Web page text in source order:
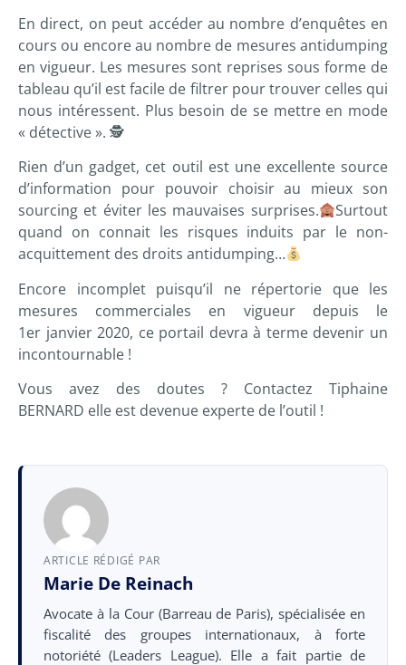
En direct, on peut accéder au nombre d’enquêtes en
cours ou encore au nombre de mesures antidumping
en vigueur. Les mesures sont reprises sous forme de
tableau qu’il est facile de filtrer pour trouver celles qui
nous intéressent. Plus besoin de se mettre en mode
« détective ». 🕵️‍
Rien d’un gadget, cet outil est une excellente source
d’information pour pouvoir choisir au mieux son
sourcing et éviter les mauvaises surprises.
Surtout
quand on connait les risques induits par le non-
acquittement des droits antidumping…
Encore incomplet puisqu’il ne répertorie que les
mesures commerciales en vigueur depuis le
1er janvier 2020, ce portail devra à terme devenir un
incontournable !
Vous avez des doutes ? Contactez Tiphaine
BERNARD elle est devenue experte de l’outil !
ARTICLE RÉDIGÉ PAR
Marie De Reinach
Avocate à la Cour (Barreau de Paris), spécialisée en
fiscalité des groupes internationaux, à forte
notoriété (Leaders League). Elle a fait partie de